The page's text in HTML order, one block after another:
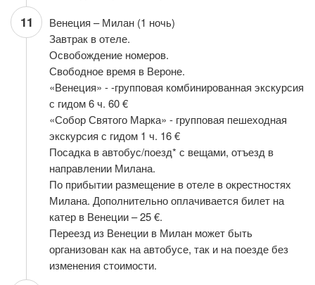
11
Венеция – Милан (1 ночь)
Завтрак в отеле.
Освобождение номеров.
Свободное время в Вероне.
«Венеция» - -групповая комбинированная экскурсия
с гидом 6 ч. 60 €
«Собор Святого Марка» - групповая пешеходная
экскурсия с гидом 1 ч. 16 €
Посадка в автобус/поезд* с вещами, отъезд в
направлении Милана.
По прибытии размещение в отеле в окрестностях
Милана. Дополнительно оплачивается билет на
катер в Венеции – 25 €.
Переезд из Венеции в Милан может быть
организован как на автобусе, так и на поезде без
изменения стоимости.